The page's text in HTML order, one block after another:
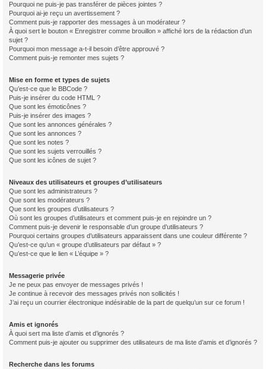
Pourquoi ne puis-je pas transférer de pièces jointes ?
Pourquoi ai-je reçu un avertissement ?
Comment puis-je rapporter des messages à un modérateur ?
À quoi sert le bouton « Enregistrer comme brouillon » affiché lors de la rédaction d’un
sujet ?
Pourquoi mon message a-t-il besoin d’être approuvé ?
Comment puis-je remonter mes sujets ?
Mise en forme et types de sujets
Qu’est-ce que le BBCode ?
Puis-je insérer du code HTML ?
Que sont les émoticônes ?
Puis-je insérer des images ?
Que sont les annonces générales ?
Que sont les annonces ?
Que sont les notes ?
Que sont les sujets verrouillés ?
Que sont les icônes de sujet ?
Niveaux des utilisateurs et groupes d’utilisateurs
Que sont les administrateurs ?
Que sont les modérateurs ?
Que sont les groupes d’utilisateurs ?
Où sont les groupes d’utilisateurs et comment puis-je en rejoindre un ?
Comment puis-je devenir le responsable d’un groupe d’utilisateurs ?
Pourquoi certains groupes d’utilisateurs apparaissent dans une couleur différente ?
Qu’est-ce qu’un « groupe d’utilisateurs par défaut » ?
Qu’est-ce que le lien « L’équipe » ?
Messagerie privée
Je ne peux pas envoyer de messages privés !
Je continue à recevoir des messages privés non sollicités !
J’ai reçu un courrier électronique indésirable de la part de quelqu’un sur ce forum !
Amis et ignorés
À quoi sert ma liste d’amis et d’ignorés ?
Comment puis-je ajouter ou supprimer des utilisateurs de ma liste d’amis et d’ignorés ?
Recherche dans les forums